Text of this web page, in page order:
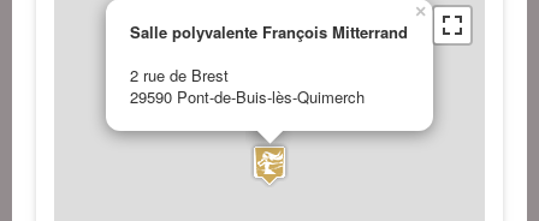
Salle polyvalente François Mitterrand
2 rue de Brest
29590 Pont-de-Buis-lès-Quimerch
×